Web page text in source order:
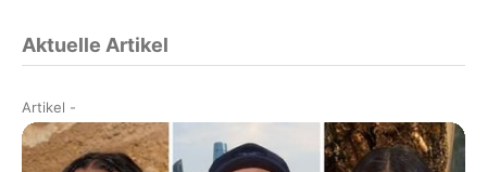
Aktuelle Artikel
Artikel -